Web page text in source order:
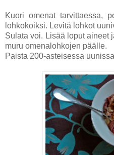
Kuori omenat tarvittaessa,
lohkokoiksi. Levitä lohkot
Sulata voi. Lisää loput aineet
muru omenalohkojen päälle.
Paista 200-asteisessa